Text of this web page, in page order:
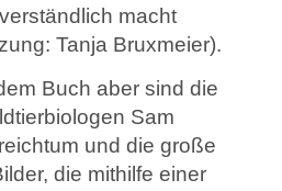
macht
Tanja Bruxmeier).
Buch aber sind die
Sam
und die große
die mithilfe einer